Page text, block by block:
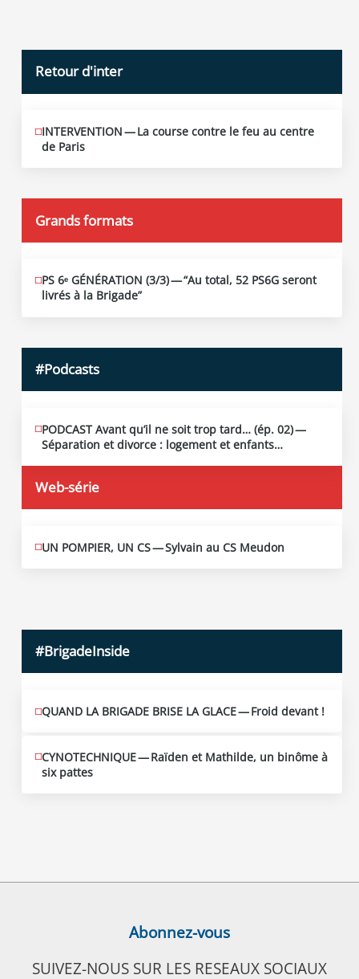
Retour d'inter
JUIN
12
INTERVENTION — La course contre le feu au centre
de Paris
Grands formats
JUIN
19
PS 6ᵉ GÉNÉRATION (3/​3) — “Au total, 52 PS6G seront
livrés à la Brigade”
#Podcasts
MAI
13
2026
PODCAST Avant qu’il ne soit trop tard… (ép. 02) —
Séparation et divorce : logement et enfants…
Web-série
MAI
10
UN POMPIER, UN CS — Sylvain au CS Meudon
#BrigadeInside
QUAND LA BRIGADE BRISE LA GLACE — Froid devant !
CYNOTECHNIQUE — Raïden et Mathilde, un binôme à
six pattes
Abonnez-vous
SUIVEZ-NOUS SUR LES RESEAUX SOCIAUX